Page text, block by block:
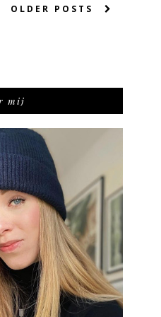
OLDER POSTS
mij